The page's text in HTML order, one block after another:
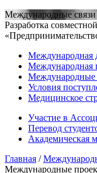
Международные связи
Разработка
Международная
Международная
Международные
Условия
Медицинское
Участие в
Перевод
Академическая
Главная /
Международные